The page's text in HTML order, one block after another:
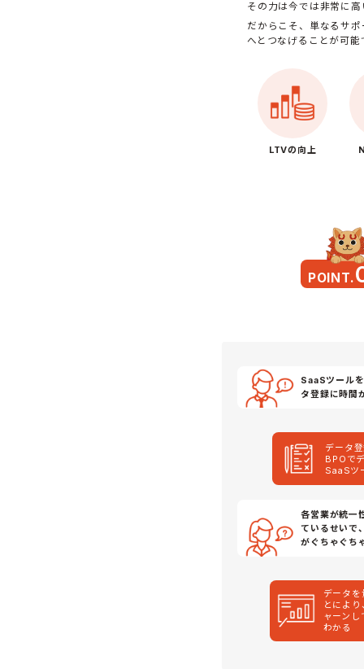
その力は今では非常に
だからこそ、単なるサ
へとつなげることが可能
LTVの向上
POINT.
SaaSツール
タ登録に時間
データ
BPOで
SaaSツ
各営業が統一
ているせいで
がぐちゃぐち
データ
とによ
ャーン
わかる